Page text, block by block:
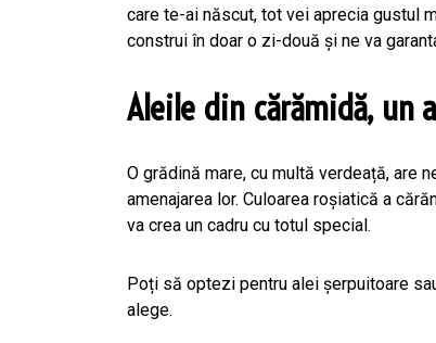
care te-ai născut, tot vei aprecia gustul
construi în doar o zi-două și ne va
Aleile din cărămidă, un
O grădină mare, cu multă verdeață, are
amenajarea lor. Culoarea roșiatică a
va crea un cadru cu totul special.
Poți să optezi pentru alei șerpuitoare
alege.